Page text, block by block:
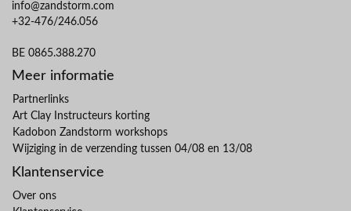
info@zandstorm.com
+32-476/246.056
BE 0865.388.270
Meer informatie
Partnerlinks
Art Clay Instructeurs korting
Kadobon Zandstorm workshops
Wijziging in de verzending tussen 04/08 en 13/08
Klantenservice
Over ons